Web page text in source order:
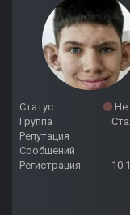
Статус
Не
Группа
Репутация
Сообщений
Регистрация